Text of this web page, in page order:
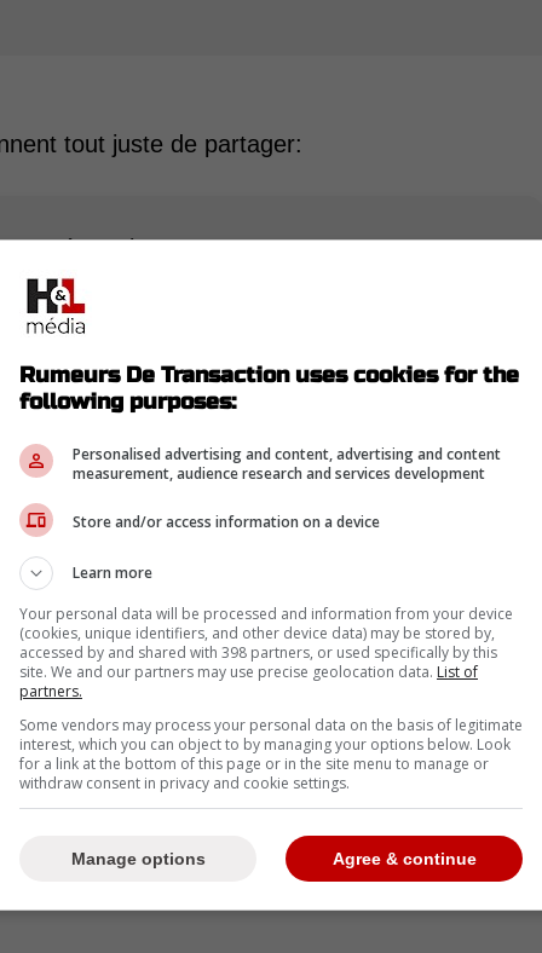
tout juste de partager:
que l'attaquant Corey Perry s'est
12 septembre. Perry a subi avec succès
et sera absent pour une période de 6 à 8
-
le vétéran de 40 ans
Rumeurs De Transaction uses cookies for the
following purposes:
Personalised advertising and content, advertising and content
measurement, audience research and services development
Store and/or access information on a device
Learn more
Your personal data will be processed and information from your device
(cookies, unique identifiers, and other device data) may be stored by,
accessed by and shared with 398 partners, or used specifically by this
site. We and our partners may use precise geolocation data. List of
partners.
Some vendors may process your personal data on the basis of legitimate
interest, which you can object to by managing your options below. Look
for a link at the bottom of this page or in the site menu to manage or
withdraw consent in privacy and cookie settings.
Agree & continue
Manage options